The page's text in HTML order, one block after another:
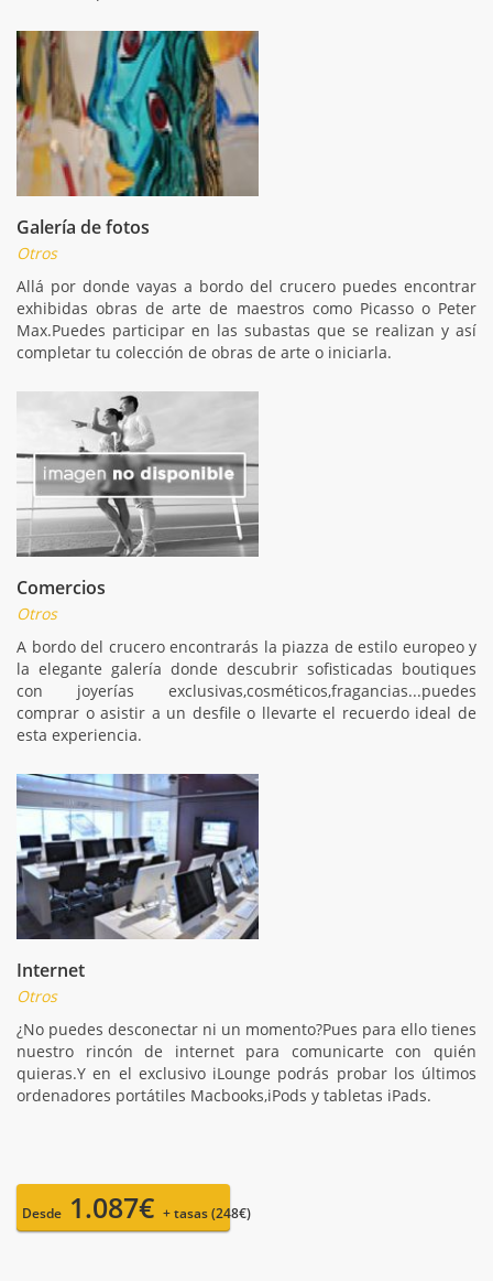
Galería de fotos
Otros
Allá por donde vayas a bordo del crucero puedes encontrar
exhibidas obras de arte de maestros como Picasso o Peter
Max.Puedes participar en las subastas que se realizan y así
completar tu colección de obras de arte o iniciarla.
Comercios
Otros
A bordo del crucero encontrarás la piazza de estilo europeo y
la elegante galería donde descubrir sofisticadas boutiques
con joyerías exclusivas,cosméticos,fragancias...puedes
comprar o asistir a un desfile o llevarte el recuerdo ideal de
esta experiencia.
Internet
Otros
¿No puedes desconectar ni un momento?Pues para ello tienes
nuestro rincón de internet para comunicarte con quién
quieras.Y en el exclusivo iLounge podrás probar los últimos
ordenadores portátiles Macbooks,iPods y tabletas iPads.
Desde 1.087€ + tasas (248€)